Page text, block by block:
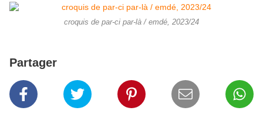
croquis de par-ci par-là / emdé, 2023/24
Partager